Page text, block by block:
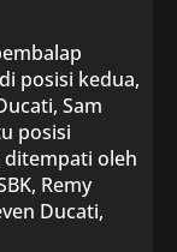
posisi kedua,
Sam
posisi
ditempati oleh
Remy
Ducati,